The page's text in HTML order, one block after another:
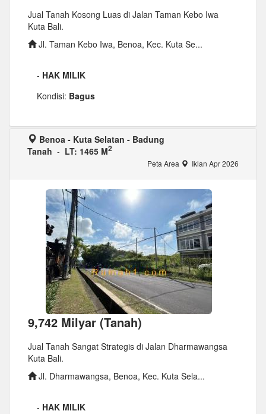
Jual Tanah Kosong Luas di Jalan Taman Kebo Iwa
Kuta Bali.
Jl. Taman Kebo Iwa, Benoa, Kec. Kuta Se...
- HAK MILIK
Kondisi: Bagus
Benoa - Kuta Selatan - Badung
Tanah - LT: 1465 M2
Peta Area Iklan Apr 2026
9,742 Milyar (Tanah)
Jual Tanah Sangat Strategis di Jalan Dharmawangsa
Kuta Bali.
Jl. Dharmawangsa, Benoa, Kec. Kuta Sela...
- HAK MILIK